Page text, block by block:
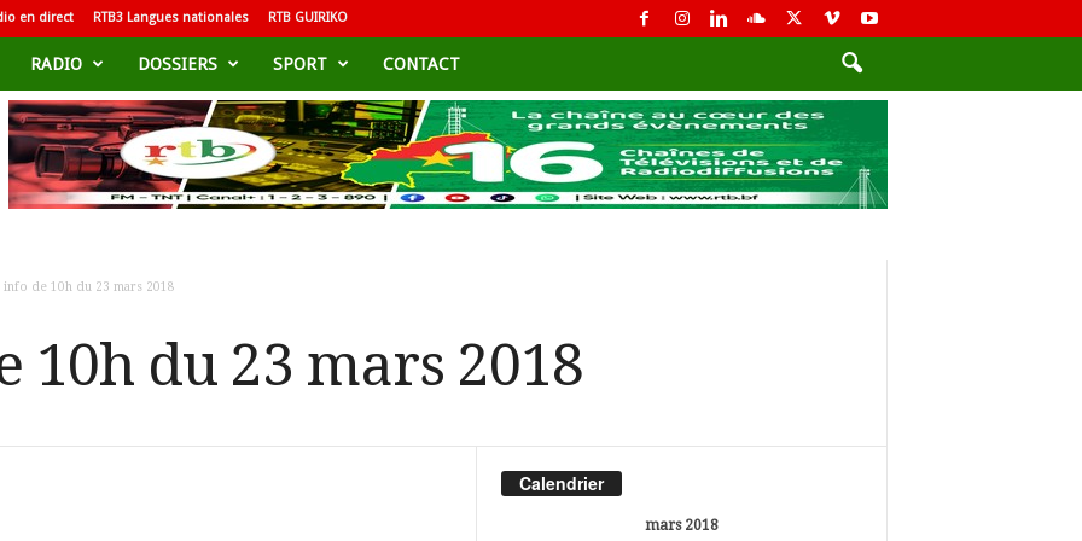
en direct RTB3 Langues nationales RTB GUIRIKO
RADIO DOSSIERS SPORT CONTACT
info de 10h du 23 mars 2018
10h du 23 mars 2018
Calendrier
mars 2018